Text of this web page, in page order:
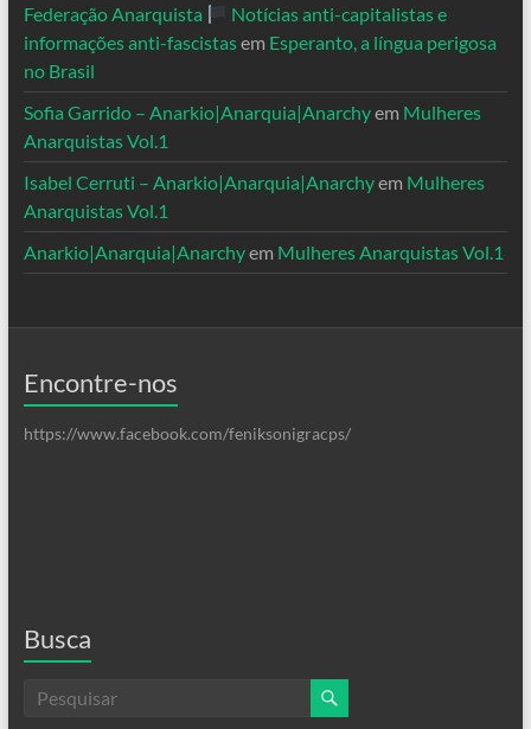
Federação Anarquista
Notícias anti-capitalistas e
informações anti-fascistasem Esperanto, a língua perigosa
no Brasil
Sofia Garrido – Anarkio|Anarquia|Anarchyem Mulheres
Anarquistas Vol.1
Isabel Cerruti – Anarkio|Anarquia|Anarchyem Mulheres
Anarquistas Vol.1
Anarkio|Anarquia|Anarchyem Mulheres Anarquistas Vol.1
Encontre-nos
https://www.facebook.com/feniksonigracps/
Busca